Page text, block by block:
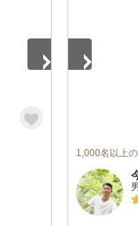
1,000名以上